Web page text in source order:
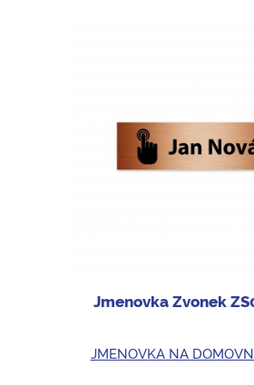
Jmenovka Zvonek
JMENOVKA NA